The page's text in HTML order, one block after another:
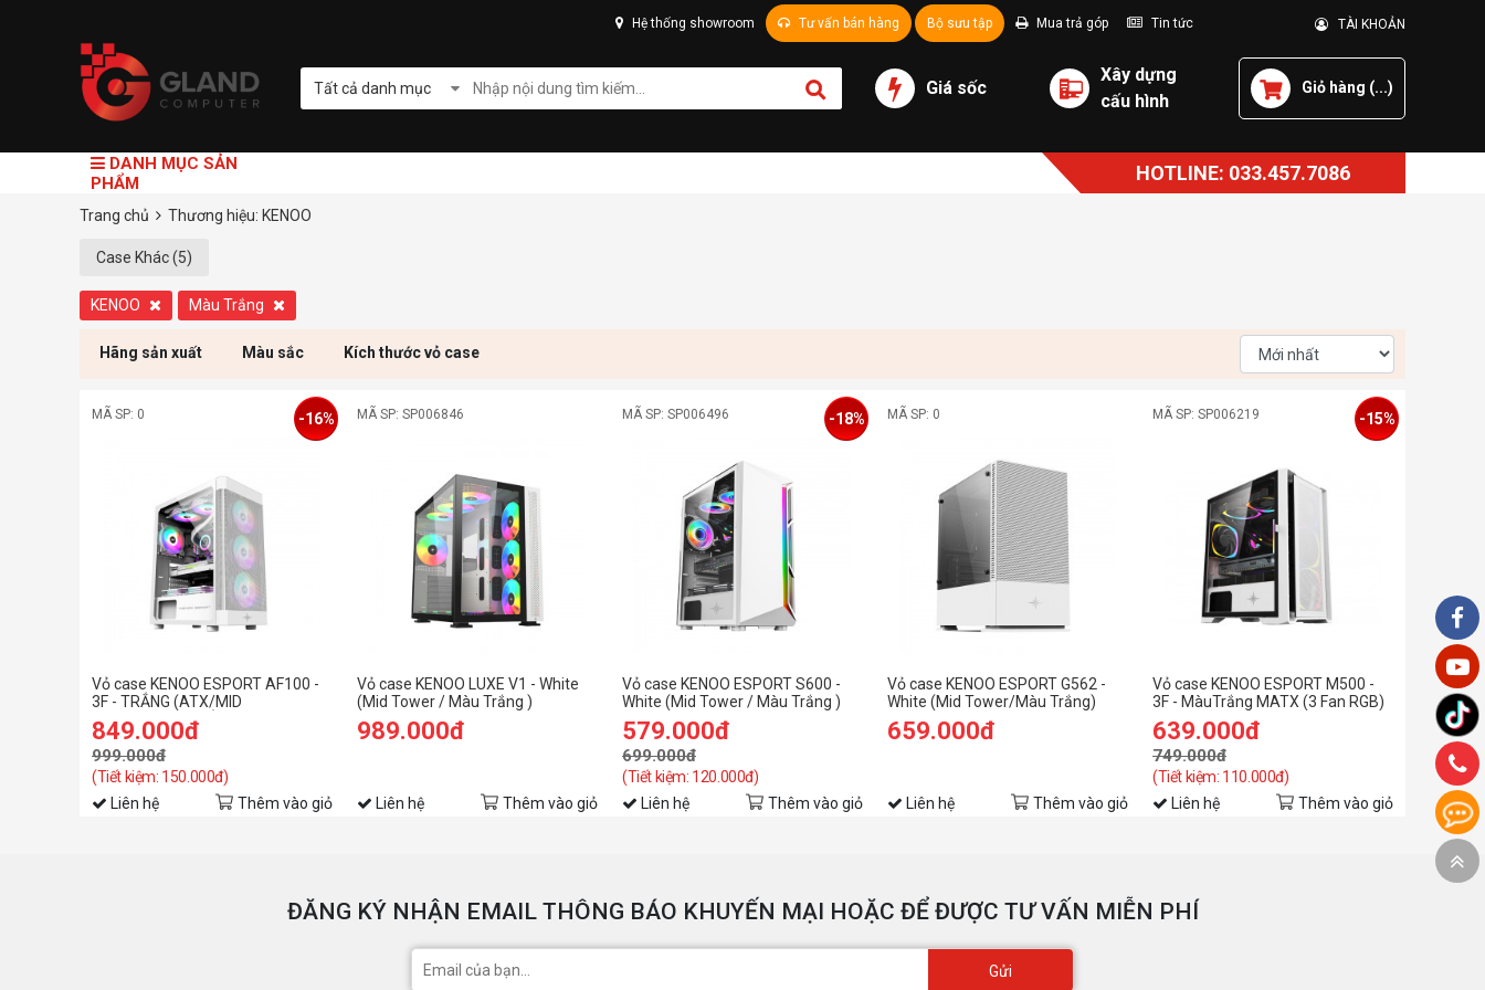
Hệ thống showroom Tư vấn bán hàng Bộ sưu tập Mua trả góp Tin tức TÀI KHOẢN
Tất cả danh mục Giá sốc
Xây dựng
cấu hình
Giỏ hàng (...)
DANH MỤC SẢN
PHẨM
HOTLINE: 033.457.7086
Trang chủ Thương hiệu: KENOO
Case Khác (5)
KENOO Màu Trắng
Hãng sản xuất Màu sắc Kích thước vỏ case
MÃ SP: 0
Vỏ case KENOO ESPORT AF100 -
3F - TRẮNG (ATX/MID
TOWER/FULL THÉP/3 QUẠT)
849.000đ
999.000đ
(Tiết kiệm: 150.000đ)
-16%
Liên hệ Thêm vào giỏ
MÃ SP: SP006846
Vỏ case KENOO LUXE V1 - White
(Mid Tower / Màu Trắng )
989.000đ
Liên hệ Thêm vào giỏ
MÃ SP: SP006496
Vỏ case KENOO ESPORT S600 -
White (Mid Tower / Màu Trắng )
579.000đ
699.000đ
(Tiết kiệm: 120.000đ)
-18%
Liên hệ Thêm vào giỏ
MÃ SP: 0
Vỏ case KENOO ESPORT G562 -
White (Mid Tower/Màu Trắng)
659.000đ
Liên hệ Thêm vào giỏ
MÃ SP: SP006219
Vỏ case KENOO ESPORT M500 -
3F - MàuTrắng MATX (3 Fan RGB)
639.000đ
749.000đ
(Tiết kiệm: 110.000đ)
-15%
Liên hệ Thêm vào giỏ
ĐĂNG KÝ NHẬN EMAIL THÔNG BÁO KHUYẾN MẠI HOẶC ĐỂ ĐƯỢC TƯ VẤN MIỄN PHÍ
Gửi